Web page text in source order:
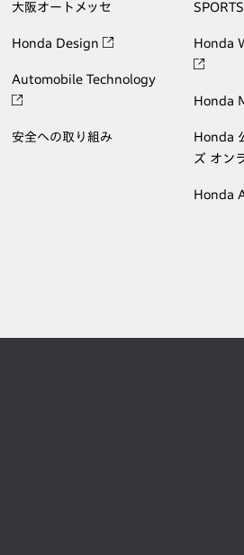
大阪オートメッセ
Honda Design
Automobile Technology
安全への取り組み
Honda
Honda
Honda
ズ オン
Honda